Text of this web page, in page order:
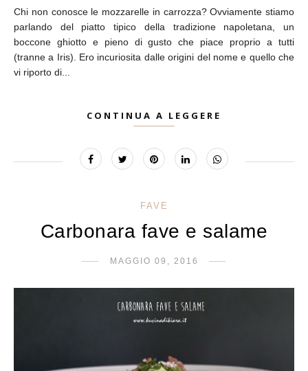
Chi non conosce le mozzarelle in carrozza? Ovviamente stiamo
parlando del piatto tipico della tradizione napoletana, un
boccone ghiotto e pieno di gusto che piace proprio a tutti
(tranne a Iris). Ero incuriosita dalle origini del nome e quello che
vi riporto di...
CONTINUA A LEGGERE
FAVE
Carbonara fave e salame
MAGGIO 09, 2016